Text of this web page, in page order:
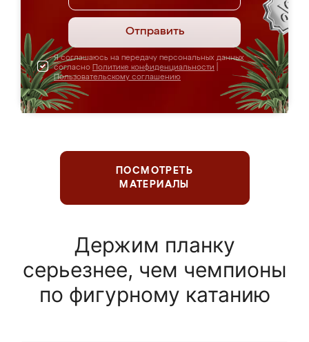
Отправить
Я соглашаюсь на передачу персональных данных
согласно Политике конфиденциальности
Пользовательскому соглашению
ПОСМОТРЕТЬ
МАТЕРИАЛЫ
Держим планку
серьезнее, чем чемпионы
по фигурному катанию